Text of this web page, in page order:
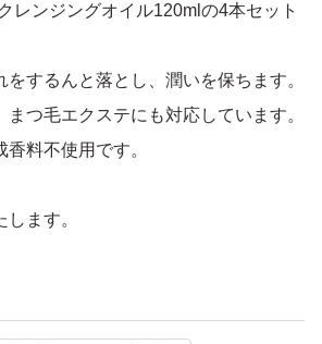
レンジングオイル120mlの4本セット
をするんと落とし、潤いを保ちます。
つ毛エクステにも対応しています。
料不使用です。
ます。
新マイルドクレンジング オイル 120